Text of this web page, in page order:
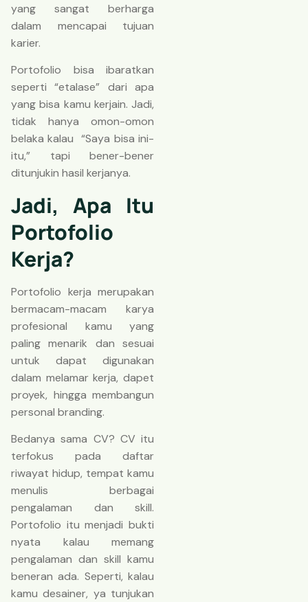
yang sangat berharga
dalam mencapai tujuan
karier.
Portofolio bisa ibaratkan
seperti “etalase” dari apa
yang bisa kamu kerjain. Jadi,
tidak hanya omon-omon
belaka kalau “Saya bisa ini-
itu,” tapi bener-bener
ditunjukin hasil kerjanya.
Jadi, Apa Itu
Portofolio
Kerja?
Portofolio kerja merupakan
bermacam-macam karya
profesional kamu yang
paling menarik dan sesuai
untuk dapat digunakan
dalam melamar kerja, dapet
proyek, hingga membangun
personal branding.
Bedanya sama CV? CV itu
terfokus pada daftar
riwayat hidup, tempat kamu
menulis berbagai
pengalaman dan skill.
Portofolio itu menjadi bukti
nyata kalau memang
pengalaman dan skill kamu
beneran ada. Seperti, kalau
kamu desainer, ya tunjukan